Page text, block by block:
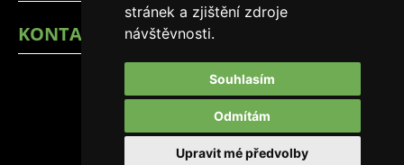
stránek a zjištění zdroje
návštěvnosti.
Souhlasím
Odmítám
Upravit mé předvolby
/ a s
KONTAKTY